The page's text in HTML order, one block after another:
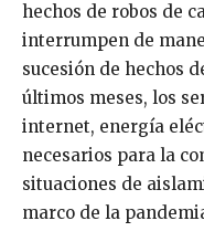
hechos de robos de
interrumpen de
sucesión de hechos
últimos meses, los
internet, energía
necesarios para la
situaciones de
marco de la